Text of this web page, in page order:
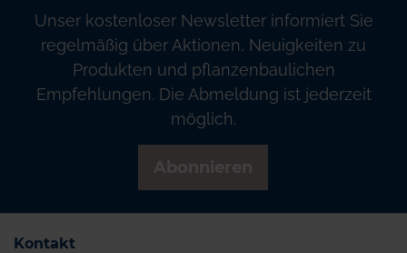
Unser kostenloser Newsletter informiert Sie
regelmäßig über Aktionen, Neuigkeiten zu
Produkten und pflanzenbaulichen
Empfehlungen. Die Abmeldung ist jederzeit
möglich.
Kontakt